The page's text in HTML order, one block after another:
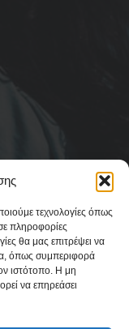
τεχνολογίες όπως
πληροφορίες
θα μας επιτρέψει να
όπως συμπεριφορά
ιστότοπο. Η μη
να επηρεάσει